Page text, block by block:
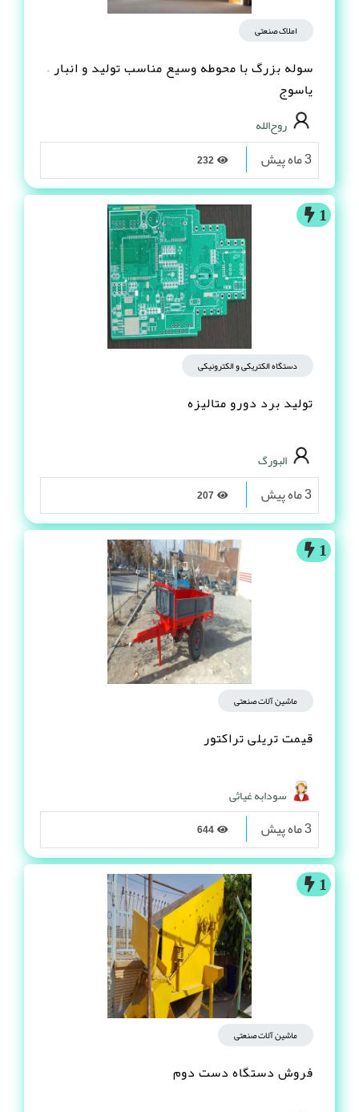
املاک صنعتی
سوله بزرگ با محوطه وسیع مناسب تولید و انبار –
یاسوج
روح‌الله
3 ماه پیش
1
دستگاه الکتریکی و الکترونیکی
تولید برد دورو متالیزه
البورگ
3 ماه پیش
1
ماشین آلات صنعتی
قیمت تریلی تراکتور
سودابه غیاثی
3 ماه پیش
1
ماشین آلات صنعتی
فروش دستگاه دست دوم